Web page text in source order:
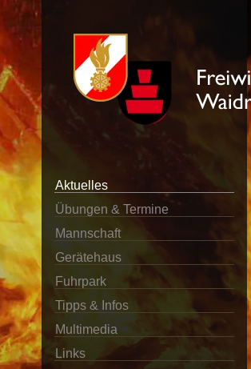
Aktuelles
Übungen & Termine
Mannschaft
Gerätehaus
Fuhrpark
Tipps & Infos
Multimedia
Links